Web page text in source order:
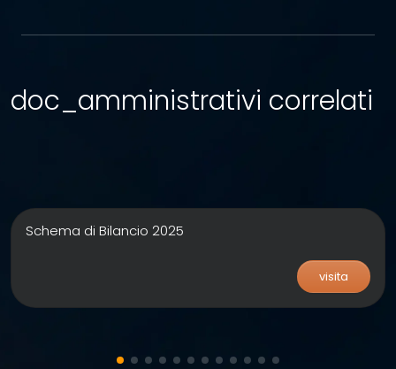
doc_amministrativi correlati
Schema di Bilancio 2025
visita